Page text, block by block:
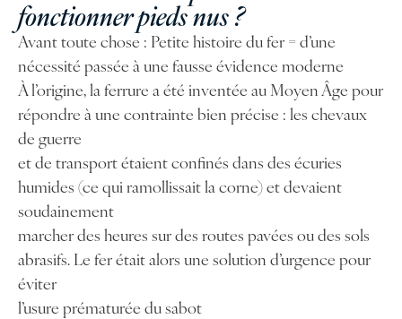
fonctionner pieds nus ?
Avant toute chose : Petite histoire du fer = d’une
nécessité passée à une fausse évidence moderne
À l’origine, la ferrure a été inventée au Moyen Âge pour
répondre à une contrainte bien précise : les chevaux
de guerre
et de transport étaient confinés dans des écuries
humides (ce qui ramollissait la corne) et devaient
soudainement
marcher des heures sur des routes pavées ou des sols
abrasifs. Le fer était alors une solution d’urgence pour
éviter
l’usure prématurée du sabot